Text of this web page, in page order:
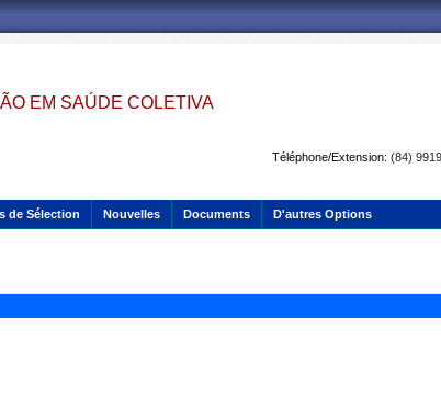
EM SAÚDE COLETIVA
Téléphone/Extension: (84)
de Sélection Nouvelles Documents D'autres Options